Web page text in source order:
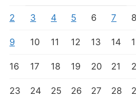
2 3 4 5 6 7 8
9 10 11 12 13 14
16 17 18 19 20 21
23 24 25 26 27 28